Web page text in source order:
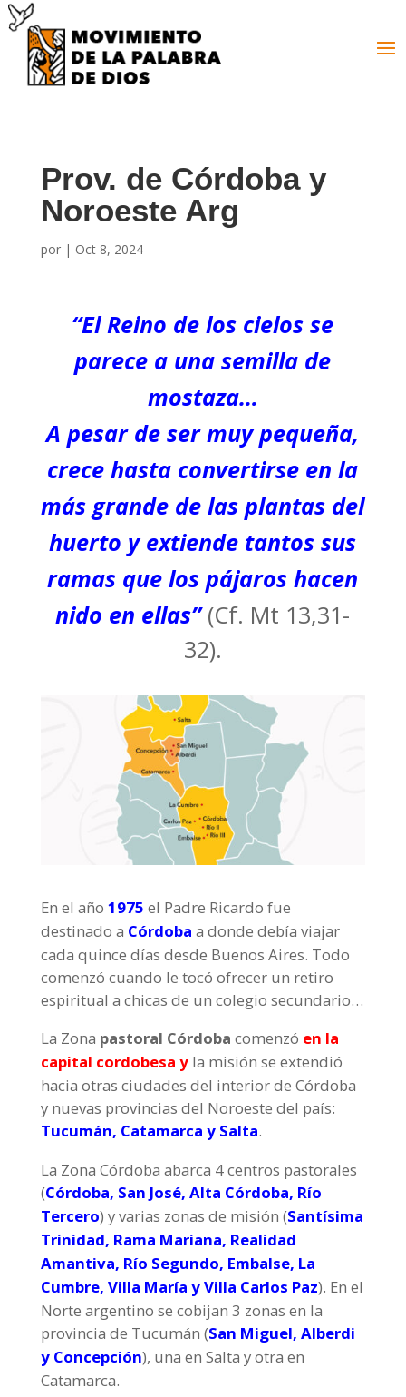
Prov. de Córdoba y
Noroeste Arg
por | Oct 8, 2024
“El Reino de los cielos se
parece a una semilla de
mostaza…
A pesar de ser muy pequeña,
crece hasta convertirse en la
más grande de las plantas del
huerto y extiende tantos sus
ramas que los pájaros hacen
nido en ellas”(Cf. Mt 13,31-
32).
En el año 1975 el Padre Ricardo fue
destinado a Córdoba a donde debía viajar
cada quince días desde Buenos Aires. Todo
comenzó cuando le tocó ofrecer un retiro
espiritual a chicas de un colegio secundario…
La Zona pastoral Córdoba comenzó en la
capital cordobesa yla misión se extendió
hacia otras ciudades del interior de Córdoba
y nuevas provincias del Noroeste del país:
Tucumán, Catamarca y Salta.
La Zona Córdoba abarca 4 centros pastorales
(Córdoba, San José, Alta Córdoba, Río
Tercero) y varias zonas de misión (Santísima
Trinidad, Rama Mariana, Realidad
Amantiva, Río Segundo, Embalse, La
Cumbre, Villa María y Villa Carlos Paz). En el
Norte argentino se cobijan 3 zonas en la
provincia de Tucumán (San Miguel, Alberdi
y Concepción), una en Salta y otra en
Catamarca.